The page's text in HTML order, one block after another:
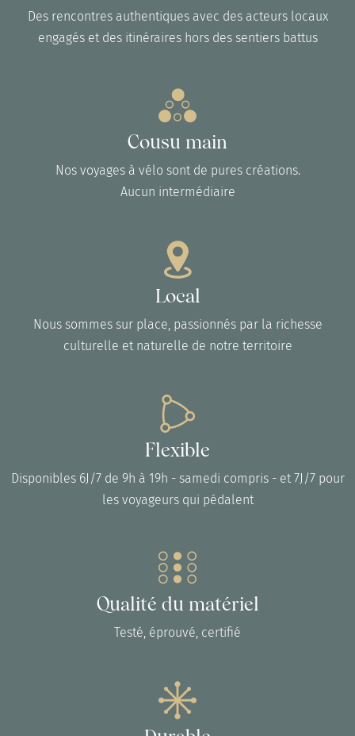
Des rencontres authentiques avec des acteurs locaux
engagés et des itinéraires hors des sentiers battus
Cousu main
Nos voyages à vélo sont de pures créations.
Aucun intermédiaire
Local
Nous sommes sur place, passionnés par la richesse
culturelle et naturelle de notre territoire
Flexible
Disponibles 6J/7 de 9h à 19h - samedi compris - et 7J/7 pour
les voyageurs qui pédalent
Qualité du matériel
Testé, éprouvé, certifié